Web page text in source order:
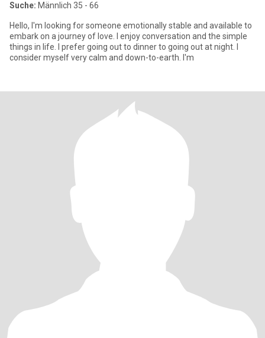
Suche: Männlich 35 - 66
Hello, I'm looking for someone emotionally stable and available to
embark on a journey of love. I enjoy conversation and the simple
things in life. I prefer going out to dinner to going out at night. I
consider myself very calm and down-to-earth. I'm